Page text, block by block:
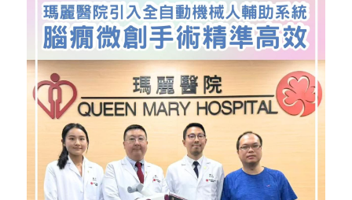
記錄．宏福苑火災
娛樂
反華推手你要知
反華推手懶人包
民主派騙案十式
反華推手起底
KOL 專欄
林淑芳專欄
屈穎妍專欄
絕密法庭檔案
醫院口岸爆炸案
生活